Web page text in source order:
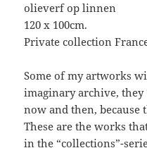
olieverf op linnen
120 x 100cm.
Private collection
Some of my artworks
imaginary archive, they
now and then, because
These are the works
in the “collections”-